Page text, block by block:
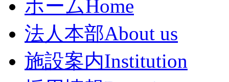
ホームHome
法人本部About us
施設案内Institution